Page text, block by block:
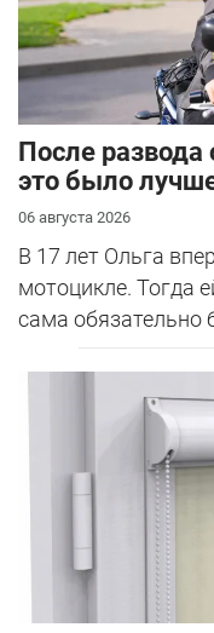
После развода
это было
06 августа 2026
В 17 лет Ольга
мотоцикле. Тогда
сама обязательно